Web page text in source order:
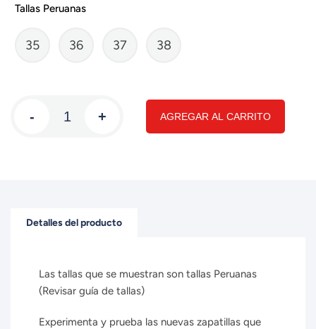
Tallas Peruanas
35 36 37 38
- + AGREGAR AL CARRITO
Detalles del producto
Las tallas que se muestran son tallas Peruanas
(Revisar guía de tallas)
Experimenta y prueba las nuevas zapatillas que